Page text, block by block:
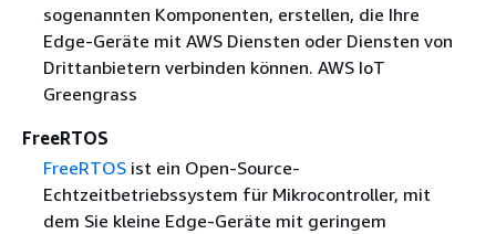
sogenannten Komponenten, erstellen, die Ihre
Edge-Geräte mit AWS Diensten oder Diensten von
Drittanbietern verbinden können. AWS IoT
Greengrass
FreeRTOS
FreeRTOSist ein Open-Source-
Echtzeitbetriebssystem für Mikrocontroller, mit
dem Sie kleine Edge-Geräte mit geringem